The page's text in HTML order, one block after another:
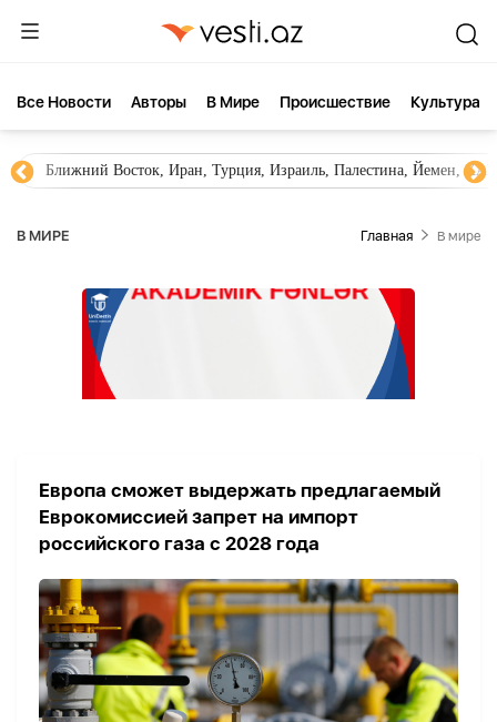
Все Новости Aвторы В Мире Происшествие Культура
Ближний Восток, Иран, Турция, Израиль, Палестина, Йемен,
В МИРЕ Главная В мире
Европа сможет выдержать предлагаемый
Еврокомиссией запрет на импорт
российского газа с 2028 года